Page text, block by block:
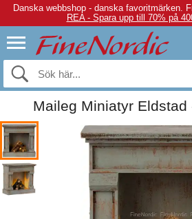
Danska webbshop - danska favoritmärken.
REA - Spara upp till 70% på
Maileg Miniatyr Eldstad